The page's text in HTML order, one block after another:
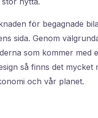
för begagnade
sida. Genom
som kommer med
så finns det mycket
och vår planet.